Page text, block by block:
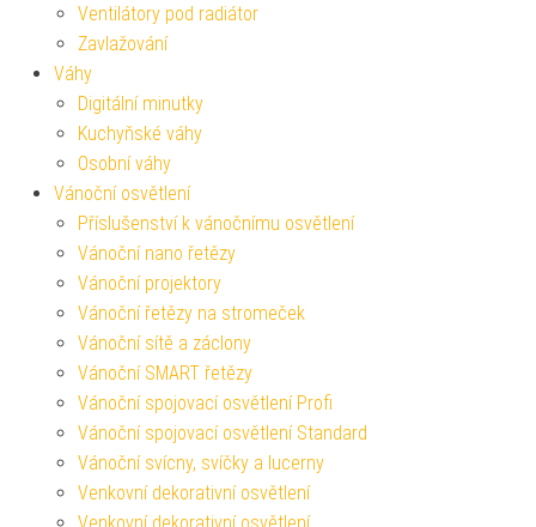
Ventilátory pod radiátor
Zavlažování
Váhy
Digitální minutky
Kuchyňské váhy
Osobní váhy
Vánoční osvětlení
Příslušenství k vánočnímu osvětlení
Vánoční nano řetězy
Vánoční projektory
Vánoční řetězy na stromeček
Vánoční sítě a záclony
Vánoční SMART řetězy
Vánoční spojovací osvětlení Profi
Vánoční spojovací osvětlení Standard
Vánoční svícny, svíčky a lucerny
Venkovní dekorativní osvětlení